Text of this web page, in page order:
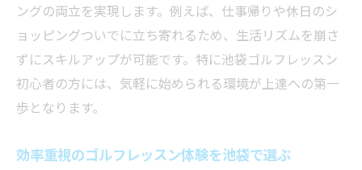
ングの両立を実現します。例えば、仕事帰りや休日のシ
ョッピングついでに立ち寄れるため、生活リズムを崩さ
ずにスキルアップが可能です。特に池袋ゴルフレッスン
初心者の方には、気軽に始められる環境が上達への第一
歩となります。
効率重視のゴルフレッスン体験を池袋で選ぶ